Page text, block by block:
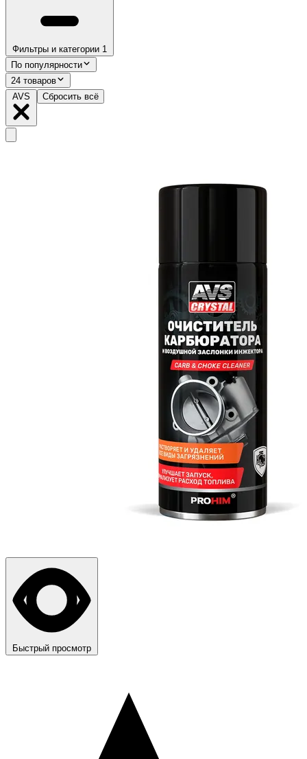
Фильтры и категории 1
По популярности
24 товаров
Сбросить всё
Быстрый просмотр